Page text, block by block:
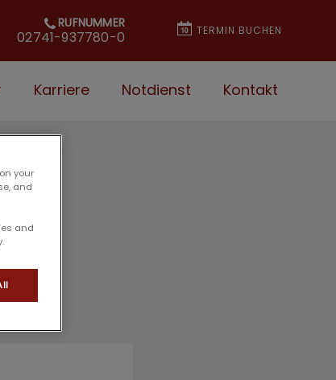
RUFNUMMER
02741-937780-0 TERMIN BUCHEN
Karriere Notdienst Kontakt
your
and
and